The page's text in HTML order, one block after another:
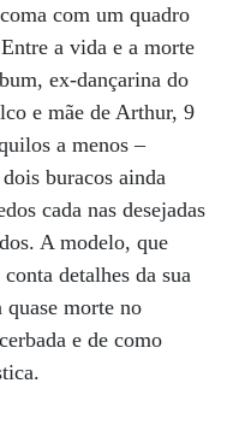
com um quadro
a vida e a morte
ex-dançarina do
e mãe de Arthur, 9
a menos –
buracos ainda
cada nas desejadas
A modelo, que
detalhes da sua
quase morte no
e de como